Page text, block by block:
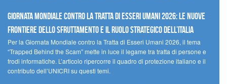
GIORNATA MONDIALE CONTRO LA TRATTA DI ESSERI UMANI 2026: LE NUOVE
FRONTIERE DELLO SFRUTTAMENTO E IL RUOLO STRATEGICO DELL’ITALIA
Per la Giornata Mondiale contro la Tratta di Esseri Umani 2026, il tema
“Trapped Behind the Scam” mette in luce il legame tra tratta di persone e
frodi informatiche. L’articolo ripercorre il quadro di protezione italiano e il
contributo dell’UNICRI su questi temi.